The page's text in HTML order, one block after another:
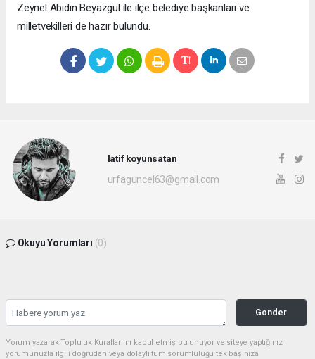
Zeynel Abidin Beyazgül ile ilçe belediye başkanları ve
milletvekilleri de hazır bulundu.
latif koyunsatan
urfaguncel63@gmail.com
Okuyu Yorumları (0)
Gonder
Yorum yazarak Topluluk Kuralları’nı kabul etmiş bulunuyor ve siteye yaptığınız
yorumunuzla ilgili doğrudan veya dolaylı tüm sorumluluğu tek başınıza